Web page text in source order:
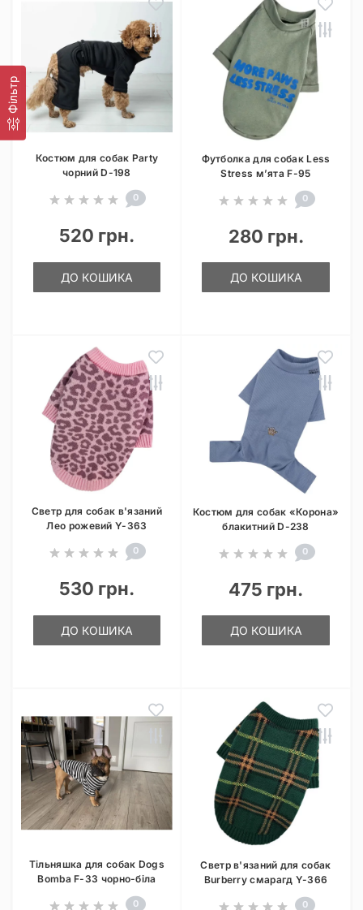
Фільтр
Костюм для собак Party
чорний D-198
0
520 грн.
ДО КОШИКА
Футболка для собак Less
Stress м’ята F-95
0
280 грн.
ДО КОШИКА
Светр для собак в'язаний
Лео рожевий Y-363
0
530 грн.
ДО КОШИКА
Костюм для собак «Корона»
блакитний D-238
0
475 грн.
ДО КОШИКА
Тільняшка для собак Dogs
Bomba F-33 чорно-біла
0
Светр в'язаний для собак
Burberry смарагд Y-366
0